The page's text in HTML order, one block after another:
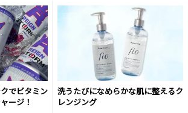
でビタミン
ージ！
洗うたびになめらかな肌に整えるク
レンジング